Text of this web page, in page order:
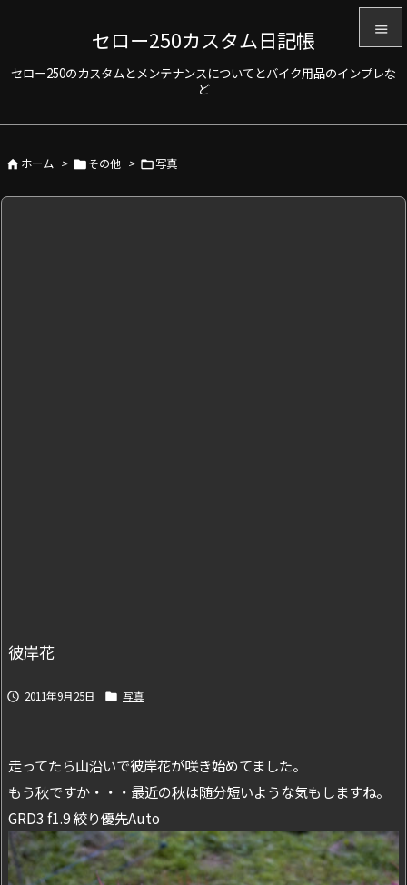
セロー250カスタム日記帳
セロー250のカスタムとメンテナンスについてとバイク用品のインプレな
ど


ホーム > その他 > 写真
彼岸花
 2011年9月25日  写真
走ってたら山沿いで彼岸花が咲き始めてました。
もう秋ですか・・・最近の秋は随分短いような気もしますね。
GRD3 f1.9 絞り優先Auto